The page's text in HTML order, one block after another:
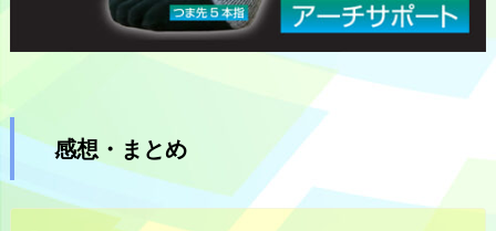
感想・まとめ